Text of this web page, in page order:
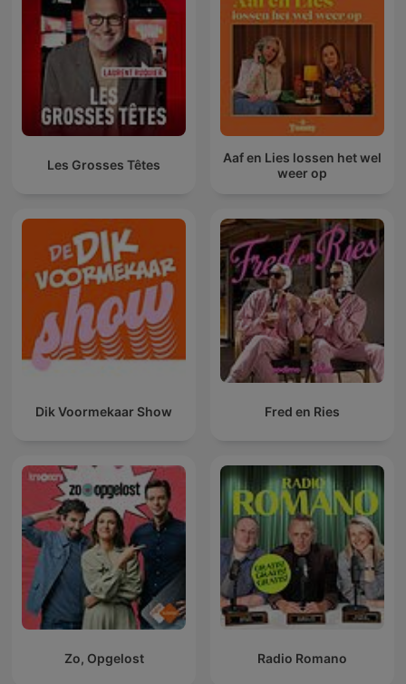
Les Grosses Têtes
Aaf en Lies lossen het wel
weer op
Dik Voormekaar Show Fred en Ries
Zo, Opgelost Radio Romano